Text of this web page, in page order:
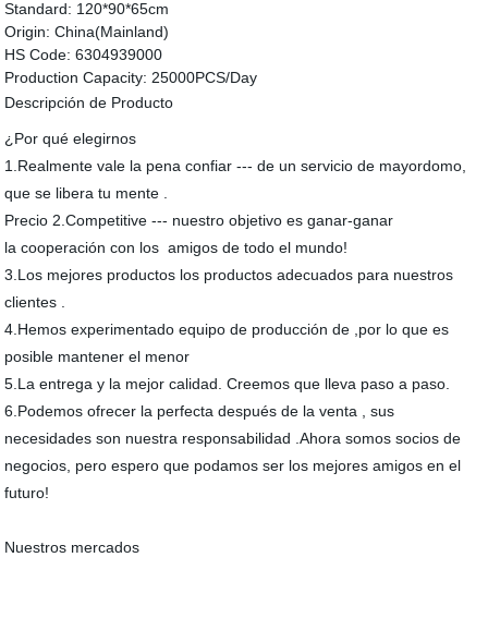
Standard: 120*90*65cm
Origin: China(Mainland)
HS Code: 6304939000
Production Capacity: 25000PCS/Day
Descripción de Producto
¿Por qué elegirnos
1.Realmente vale la pena confiar --- de un servicio de mayordomo,
que se libera tu mente .
Precio 2.Competitive --- nuestro objetivo es ganar-ganar
la cooperación con los amigos de todo el mundo!
3.Los mejores productos los productos adecuados para nuestros
clientes .
4.Hemos experimentado equipo de producción de ,por lo que es
posible mantener el menor
5.La entrega y la mejor calidad. Creemos que lleva paso a paso.
6.Podemos ofrecer la perfecta después de la venta , sus
necesidades son nuestra responsabilidad .Ahora somos socios de
negocios, pero espero que podamos ser los mejores amigos en el
futuro!
Nuestros mercados